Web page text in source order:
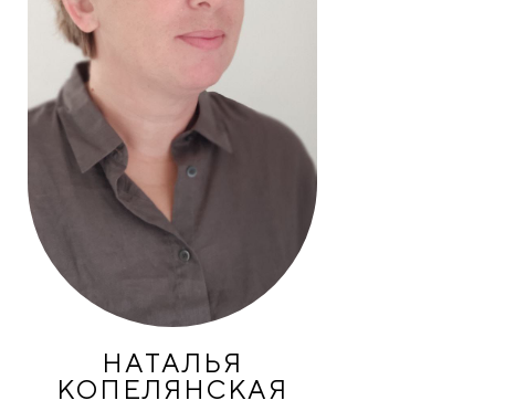
НАТАЛЬЯ
КОПЕЛЯНСКАЯ